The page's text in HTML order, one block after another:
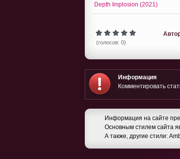
Depth Implosion (2021)
(голосов: 0)
Информация
Комментировать
Информация на сайте
Основным стилем сайта
А также, другие стили: